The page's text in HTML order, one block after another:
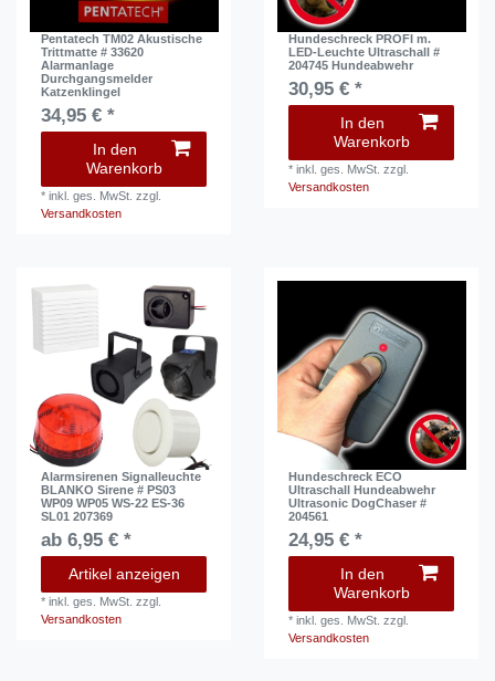
Pentatech TM02 Akustische
Trittmatte # 33620
Alarmanlage
Durchgangsmelder
Katzenklingel
34,95 € *
In den
Warenkorb
*inkl. ges. MwSt. zzgl.
Versandkosten
Hundeschreck PROFI m.
LED-Leuchte Ultraschall #
204745 Hundeabwehr
30,95 € *
In den
Warenkorb
*inkl. ges. MwSt. zzgl.
Versandkosten
Alarmsirenen Signalleuchte
BLANKO Sirene # PS03
WP09 WP05 WS-22 ES-36
SL01 207369
ab 6,95 € *
Artikel anzeigen
*inkl. ges. MwSt. zzgl.
Versandkosten
Hundeschreck ECO
Ultraschall Hundeabwehr
Ultrasonic DogChaser #
204561
24,95 € *
In den
Warenkorb
*inkl. ges. MwSt. zzgl.
Versandkosten